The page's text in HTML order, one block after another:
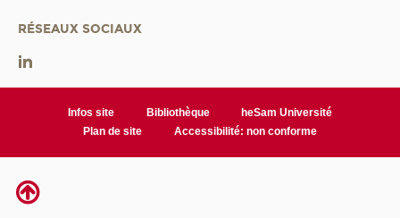
RÉSEAUX SOCIAUX
Infos site Bibliothèque
heSam Université
Plan de site
Accessibilité: non conforme